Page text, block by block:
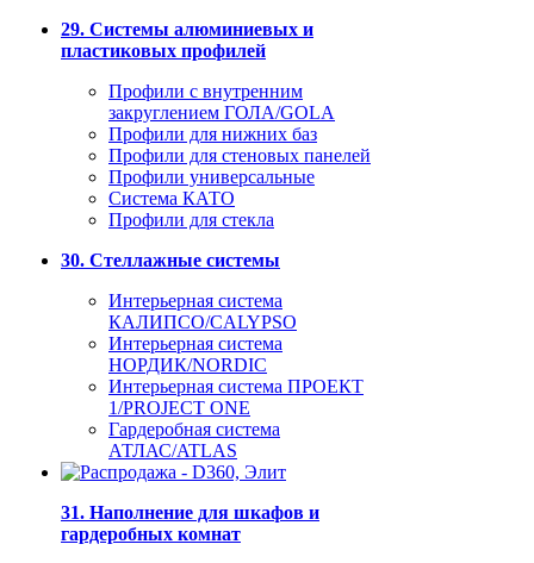
29. Системы алюминиевых и
пластиковых профилей
Профили с внутренним
закруглением ГОЛА/GOLA
Профили для нижних баз
Профили для стеновых панелей
Профили универсальные
Система КАТО
Профили для стекла
30. Стеллажные системы
Интерьерная система
КАЛИПСО/CALYPSO
Интерьерная система
НОРДИК/NORDIC
Интерьерная система ПРОЕКТ
1/PROJECT ONE
Гардеробная система
АТЛАС/ATLAS
31. Наполнение для шкафов и
гардеробных комнат